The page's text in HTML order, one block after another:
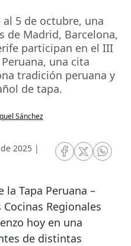
5 de octubre, una
de Madrid, Barcelona,
participan en el III
una cita
tradición peruana y
de tapa.
Sánchez
2025 |
RRSS Facebook
RRSSRRSS
Cocinas Regionales
hoy en una
de distintas